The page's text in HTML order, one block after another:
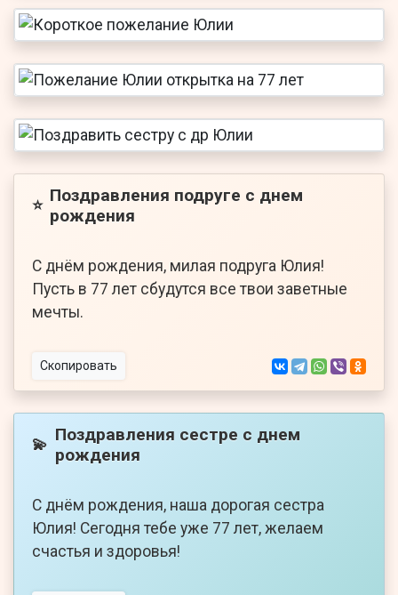
⭐ Поздравления подруге с днем
рождения
С днём рождения, милая подруга Юлия!
Пусть в 77 лет сбудутся все твои заветные
мечты.
Скопировать
💫 Поздравления сестре с днем
рождения
С днём рождения, наша дорогая сестра
Юлия! Сегодня тебе уже 77 лет, желаем
счастья и здоровья!